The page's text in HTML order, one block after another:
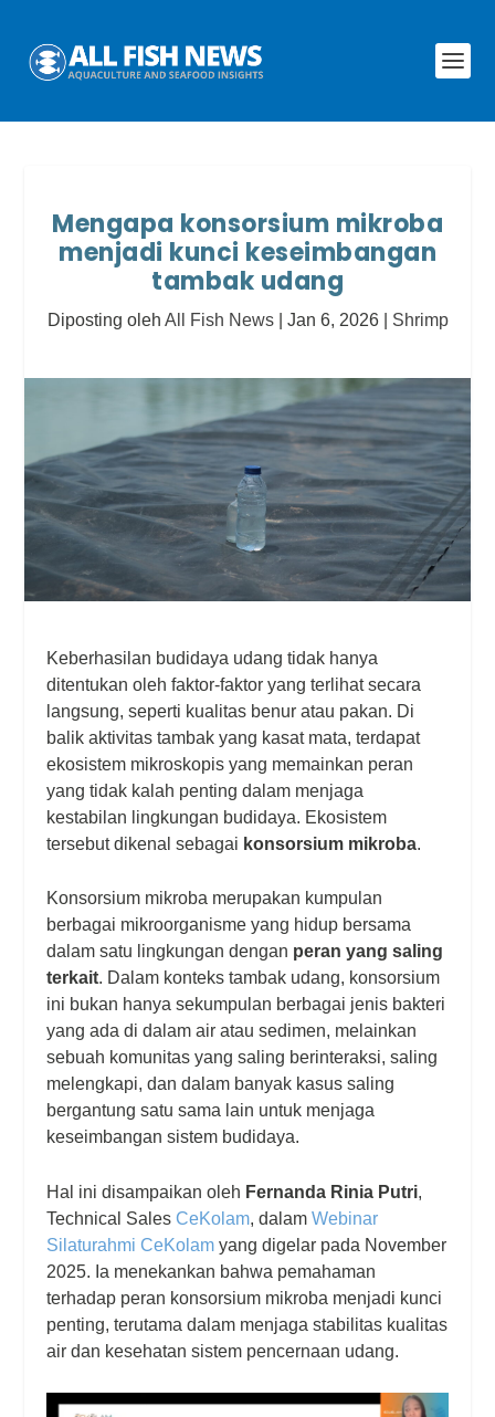
Mengapa konsorsium mikroba
menjadi kunci keseimbangan
tambak udang
Diposting oleh All Fish News| Jan 6, 2026| Shrimp
Keberhasilan budidaya udang tidak hanya
ditentukan oleh faktor-faktor yang terlihat secara
langsung, seperti kualitas benur atau pakan. Di
balik aktivitas tambak yang kasat mata, terdapat
ekosistem mikroskopis yang memainkan peran
yang tidak kalah penting dalam menjaga
kestabilan lingkungan budidaya. Ekosistem
tersebut dikenal sebagai konsorsium mikroba.
Konsorsium mikroba merupakan kumpulan
berbagai mikroorganisme yang hidup bersama
dalam satu lingkungan dengan peran yang saling
terkait. Dalam konteks tambak udang, konsorsium
ini bukan hanya sekumpulan berbagai jenis bakteri
yang ada di dalam air atau sedimen, melainkan
sebuah komunitas yang saling berinteraksi, saling
melengkapi, dan dalam banyak kasus saling
bergantung satu sama lain untuk menjaga
keseimbangan sistem budidaya.
Hal ini disampaikan oleh Fernanda Rinia Putri,
Technical SalesCeKolam, dalamWebinar
Silaturahmi CeKolam yang digelar pada November
2025. Ia menekankan bahwa pemahaman
terhadap peran konsorsium mikroba menjadi kunci
penting, terutama dalam menjaga stabilitas kualitas
air dan kesehatan sistem pencernaan udang.